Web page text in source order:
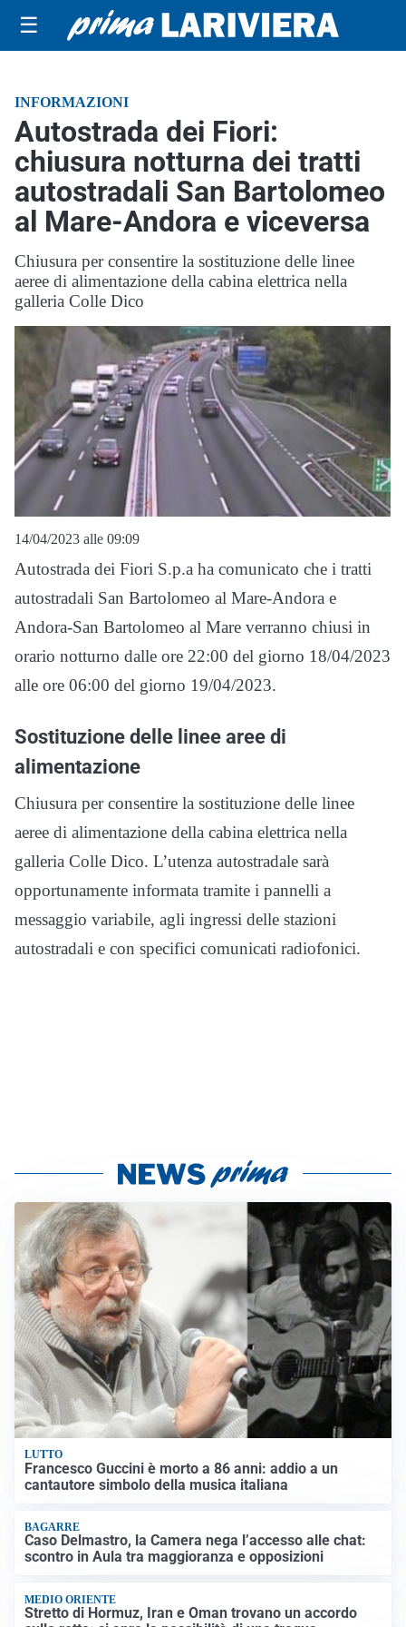
☰
INFORMAZIONI
Autostrada dei Fiori:
chiusura notturna dei tratti
autostradali San Bartolomeo
al Mare-Andora e viceversa
Chiusura per consentire la sostituzione delle linee
aeree di alimentazione della cabina elettrica nella
galleria Colle Dico
14/04/2023 alle 09:09
Autostrada dei Fiori S.p.a ha comunicato che i tratti
autostradali San Bartolomeo al Mare-Andora e
Andora-San Bartolomeo al Mare verranno chiusi in
orario notturno dalle ore 22:00 del giorno 18/04/2023
alle ore 06:00 del giorno 19/04/2023.
Sostituzione delle linee aree di
alimentazione
Chiusura per consentire la sostituzione delle linee
aeree di alimentazione della cabina elettrica nella
galleria Colle Dico. L’utenza autostradale sarà
opportunamente informata tramite i pannelli a
messaggio variabile, agli ingressi delle stazioni
autostradali e con specifici comunicati radiofonici.
LUTTO
Francesco Guccini è morto a 86 anni: addio a un
cantautore simbolo della musica italiana
BAGARRE
Caso Delmastro, la Camera nega l’accesso alle chat:
scontro in Aula tra maggioranza e opposizioni
MEDIO ORIENTE
Stretto di Hormuz, Iran e Oman trovano un accordo